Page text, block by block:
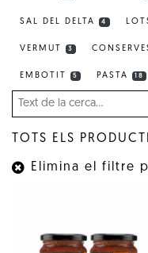
SAL DEL DELTA 4
VERMUT 3
EMBOTIT 5 PASTA 18
TOTS ELS
Elimina el filtre